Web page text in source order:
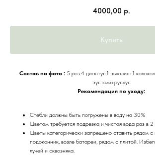
4000,00 р.
Купить
Состав на фото : 5 роз.4 диантус.1 эвкалипт.1
эустомы.рускус
Рекомендация по уходу:
Стебли должны быть погружены в воду на 30%
Цветам требуется подрезка и чистая вода раз в 2
Цветы категорически запрещено ставить рядом с
подоконник, возле батареи, рядом с плитой.
лучей и сквозняка.